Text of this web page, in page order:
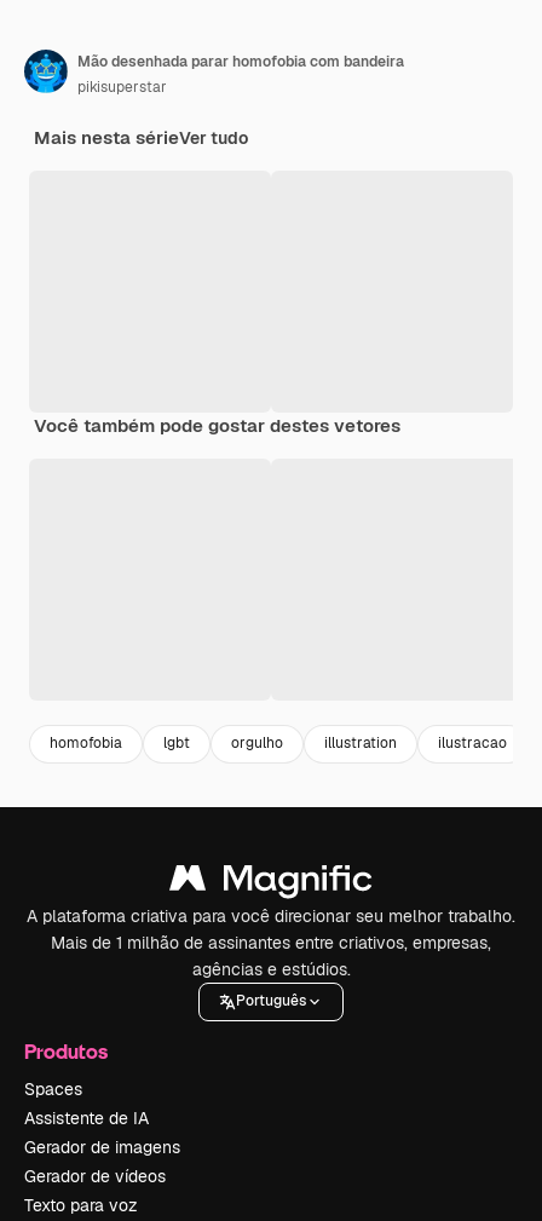
Mão desenhada parar homofobia com bandeira
pikisuperstar
Mais nesta sérieVer tudo
Você também pode gostar destes vetores
homofobia lgbt orgulho illustration ilustracao
A plataforma criativa para você direcionar seu melhor trabalho.
Mais de 1 milhão de assinantes entre criativos, empresas,
agências e estúdios.
Português
Produtos
Spaces
Assistente de IA
Gerador de imagens
Gerador de vídeos
Texto para voz